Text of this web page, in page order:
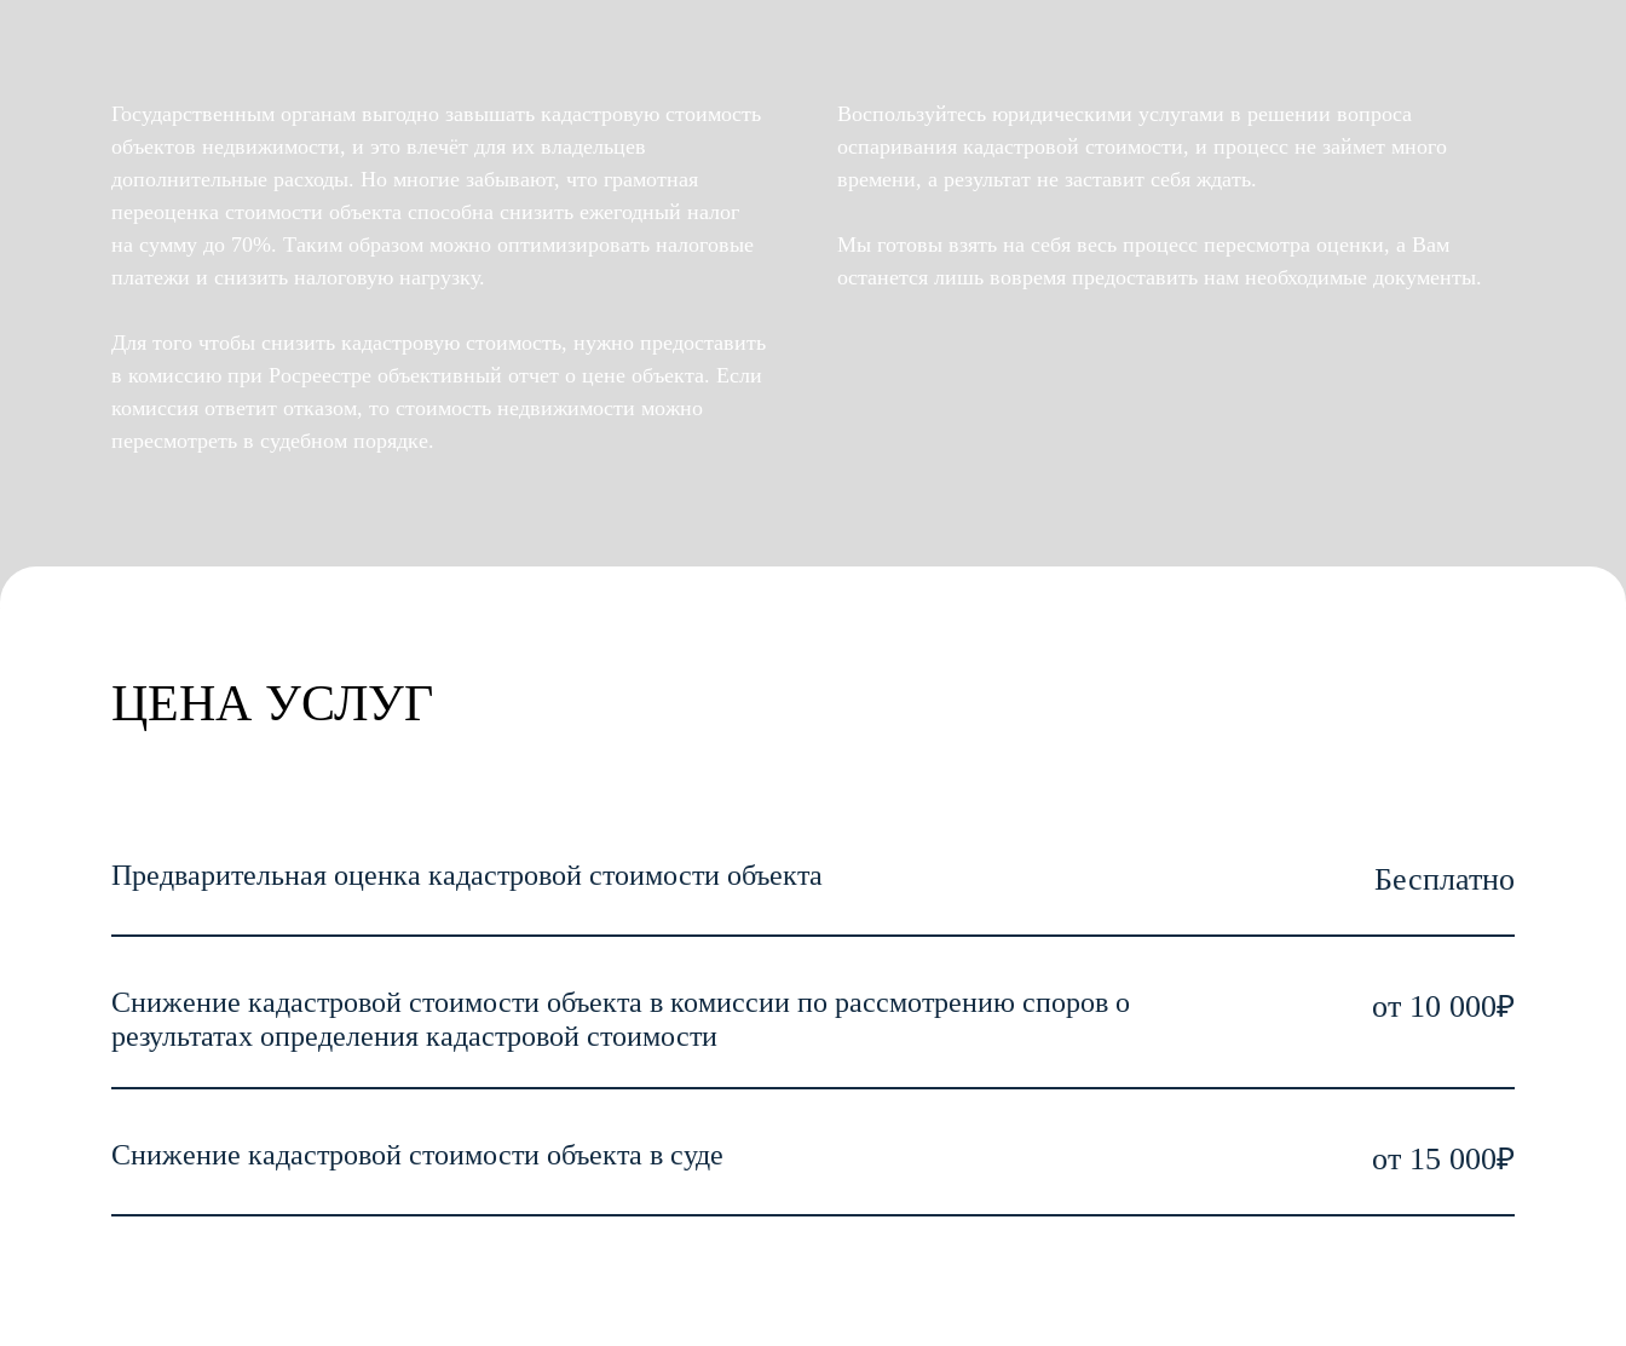
Государственным органам выгодно завышать кадастровую стоимость
объектов недвижимости, и это влечёт для их владельцев
дополнительные расходы. Но многие забывают, что грамотная
переоценка стоимости объекта способна снизить ежегодный налог
на сумму до 70%. Таким образом можно оптимизировать налоговые
платежи и снизить налоговую нагрузку.
Для того чтобы снизить кадастровую стоимость, нужно предоставить
в комиссию при Росреестре объективный отчет о цене объекта. Если
комиссия ответит отказом, то стоимость недвижимости можно
пересмотреть в судебном порядке.
Воспользуйтесь юридическими услугами в решении вопроса
оспаривания кадастровой стоимости, и процесс не займет много
времени, а результат не заставит себя ждать.
Мы готовы взять на себя весь процесс пересмотра оценки, а Вам
останется лишь вовремя предоставить нам необходимые документы.
ЦЕНА УСЛУГ
Предварительная оценка кадастровой стоимости объекта Бесплатно
Снижение кадастровой стоимости объекта в комиссии по рассмотрению споров о
результатах определения кадастровой стоимости
от 10 000₽
Снижение кадастровой стоимости объекта в суде от 15 000₽